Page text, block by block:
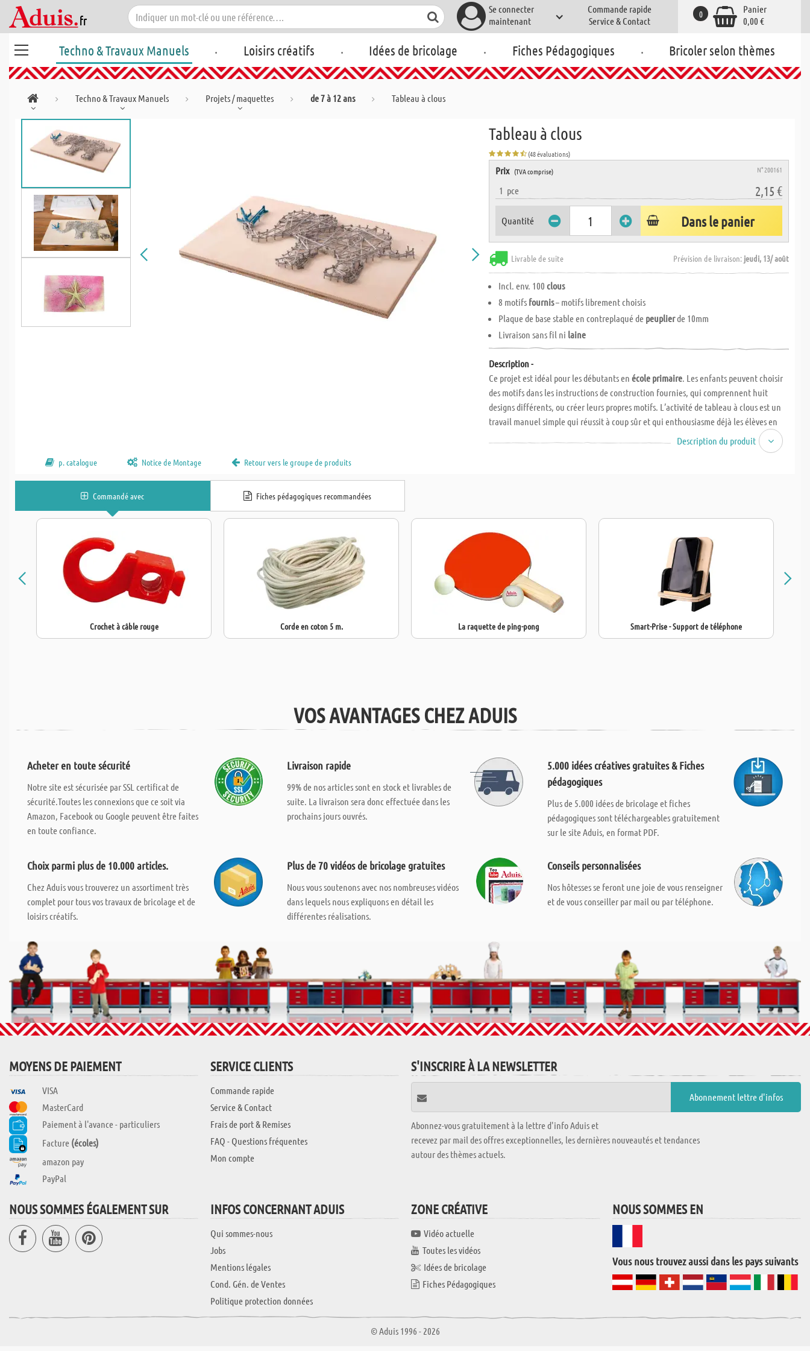
Se connecter
maintenant
Commande rapide
Service & Contact
Panier
0,00 €
0
Techno & Travaux Manuels . Loisirs créatifs . Idées de bricolage . Fiches Pédagogiques . Bricoler selon thèmes
Techno & Travaux Manuels Projets / maquettes de 7 à 12 ans Tableau à clous
Tableau à clous
(48 évaluations)
Prix (TVA comprise) N° 200161
1 pce 2,15 €
Quantité Dans le panier
Livrable de suite Prévision de livraison: jeudi, 13/ août
Incl. env. 100clous
8 motifs fournis– motifs librement choisis
Plaque de base stable en contreplaqué de peuplierde 10mm
Livraison sans fil ni laine
Description -
Ce projet est idéal pour les débutants enécole primaire. Les enfants peuvent choisir
des motifs dans les instructions de construction fournies, qui comprennent huit
designs différents, ou créer leurs propres motifs. L’activité de tableau à clous est un
travail manuel simple qui réussit à coup sûr et qui enthousiasme déjà les élèves en
école primaire pour l'artisanat et la créativité. D'abord, le motif est dessiné sur le
contreplaqué. Ensuite, les enfants enfoncent les clous le long de la ligne de crayon.
Description du produit
p. catalogue Notice de Montage Retour vers le groupe de produits
Commandé avec Fiches pédagogiques recommandées
Crochet à câble rouge Corde en coton 5 m. La raquette de ping-pong Smart-Prise - Support de téléphone
VOS AVANTAGES CHEZ ADUIS
Acheter en toute sécurité
Notre site est sécurisée par SSL certificat de
sécurité.Toutes les connexions que ce soit via
Amazon, Facebook ou Google peuvent être faites
en toute confiance.
Livraison rapide
99% de nos articles sont en stock et livrables de
suite. La livraison sera donc effectuée dans les
prochains jours ouvrés.
5.000 idées créatives gratuites & Fiches
pédagogiques
Plus de 5.000 idées de bricolage et fiches
pédagogiques sont téléchargeables gratuitement
sur le site Aduis, en format PDF.
Choix parmi plus de 10.000 articles.
Chez Aduis vous trouverez un assortiment très
complet pour tous vos travaux de bricolage et de
loisirs créatifs.
Plus de 70 vidéos de bricolage gratuites
Nous vous soutenons avec nos nombreuses vidéos
dans lequels nous expliquons en détail les
différentes réalisations.
Conseils personnalisées
Nos hôtesses se feront une joie de vous renseigner
et de vous conseiller par mail ou par téléphone.
MOYENS DE PAIEMENT
VISA
MasterCard
Paiement à l'avance - particuliers
Facture (écoles)
amazon pay
PayPal
SERVICE CLIENTS
Commande rapide
Service & Contact
Frais de port & Remises
FAQ - Questions fréquentes
Mon compte
S'INSCRIRE À LA NEWSLETTER
Abonnez-vous gratuitement à la lettre d'info Aduis et
recevez par mail des offres exceptionnelles, les dernières nouveautés et tendances
autour des thèmes actuels.
NOUS SOMMES ÉGALEMENT SUR INFOS CONCERNANT ADUIS
Qui sommes-nous
Jobs
Mentions légales
Cond. Gén. de Ventes
Politique protection données
ZONE CRÉATIVE
Vidéo actuelle
Toutes les vidéos
Idées de bricolage
Fiches Pédagogiques
NOUS SOMMES EN
Vous nous trouvez aussi dans les pays suivants
© Aduis 1996 - 2026